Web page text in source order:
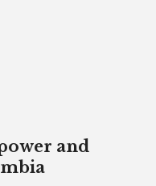
and